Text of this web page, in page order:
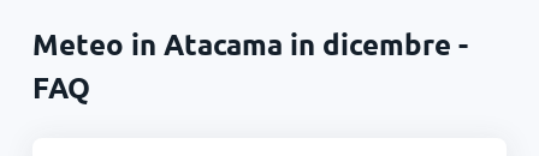
Meteo in Atacama in dicembre -
FAQ